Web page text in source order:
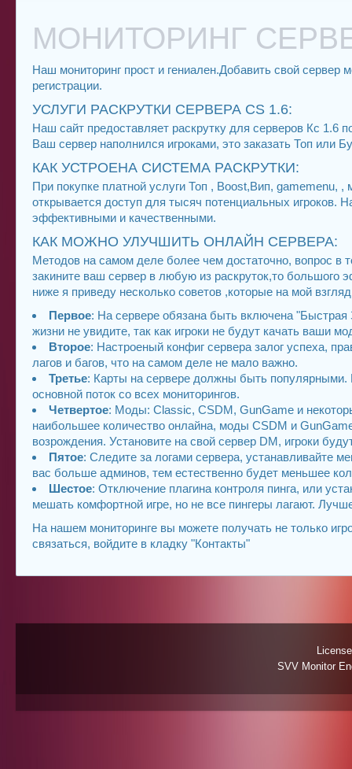
МОНИТОРИНГ
Наш мониторинг прост и гениален.Добавить свой
регистрации.
УСЛУГИ РАСКРУТКИ СЕРВЕРА CS 1.6:
Наш сайт предоставляет раскрутку для серверов Кс
Ваш сервер наполнился игроками, это заказать Топ или
КАК УСТРОЕНА СИСТЕМА РАСКРУТКИ:
При покупке платной услуги Топ , Boost,Вип,
открывается доступ для тысяч потенциальных
эффективными и качественными.
КАК МОЖНО УЛУЧШИТЬ ОНЛАЙН СЕРВЕРА:
Методов на самом деле более чем достаточно, вопрос в
закините ваш сервер в любую из раскруток,то большого
ниже я приведу несколько советов ,которые на мой
Первое: На сервере обязана быть включена "Быстрая
жизни не увидите, так как игроки не будут качать ваши
Второе: Настроеный конфиг сервера залог успеха,
лагов и багов, что на самом деле не мало важно.
Третье: Карты на сервере должны быть популярными.
основной поток со всех мониторингов.
Четвертое: Моды: Classic, CSDM, GunGame и
наибольшее количество онлайна, моды CSDM и
возрождения. Установите на свой сервер DM, игроки
Пятое: Следите за логами сервера, устанавливайте
вас больше админов, тем естественно будет меньшее
Шестое: Отключение плагина контроля пинга, или
мешать комфортной игре, но не все пингеры лагают.
На нашем мониторинге вы можете получать не только
связаться, войдите в кладку "Контакты"
SVV Monitor